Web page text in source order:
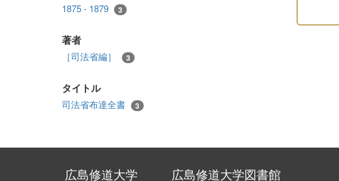
1875 - 1879 3
著者
［司法省編］ 3
タイトル
司法省布達全書 3
広島修道大学 広島修道大学図書館